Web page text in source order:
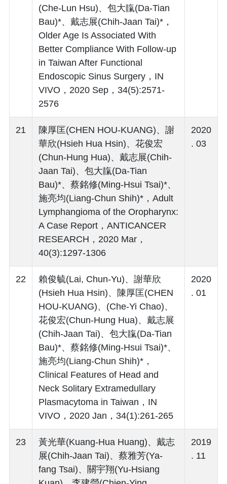
(Che-Lun Hsu)、包大靝(Da-Tian
Bau)*、戴志展(Chih-Jaan Tai)*，
Older Age Is Associated With
Better Compliance With Follow-up
in Taiwan After Functional
Endoscopic Sinus Surgery，IN
VIVO，2020 Sep，34(5):2571-
2576
21
陳厚匡(CHEN HOU-KUANG)、謝
華欣(Hsieh Hua Hsin)、花俊宏
(Chun-Hung Hua)、戴志展(Chih-
Jaan Tai)、包大靝(Da-Tian
Bau)*、蔡銘修(Ming-Hsui Tsai)*、
施亮均(Liang-Chun Shih)*，Adult
Lymphangioma of the Oropharynx:
A Case Report，ANTICANCER
RESEARCH，2020 Mar，
40(3):1297-1306
2020
. 03
22
賴俊毓(Lai, Chun-Yu)、謝華欣
(Hsieh Hua Hsin)、陳厚匡(CHEN
HOU-KUANG)、(Che-Yi Chao)、
花俊宏(Chun-Hung Hua)、戴志展
(Chih-Jaan Tai)、包大靝(Da-Tian
Bau)*、蔡銘修(Ming-Hsui Tsai)*、
施亮均(Liang-Chun Shih)*，
Clinical Features of Head and
Neck Solitary Extramedullary
Plasmacytoma in Taiwan，IN
VIVO，2020 Jan，34(1):261-265
2020
. 01
23
黃光華(Kuang-Hua Huang)、戴志
展(Chih-Jaan Tai)、蔡雅芳(Ya-
fang Tsai)、關宇翔(Yu-Hsiang
2019
. 11